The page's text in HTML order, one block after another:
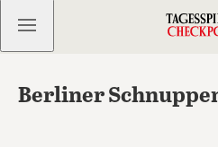
Kostenlos anmelden
Berliner